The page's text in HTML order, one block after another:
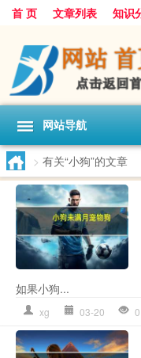
首 页 文章列表 知识
网站导航
> 有关“小狗”的文章
如果小狗...
xg 03-20 0